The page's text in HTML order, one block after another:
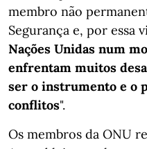
membro não
Segurança e, por essa
Nações Unidas num
enfrentam muitos
ser o instrumento e o
conflitos".
Os membros da ONU